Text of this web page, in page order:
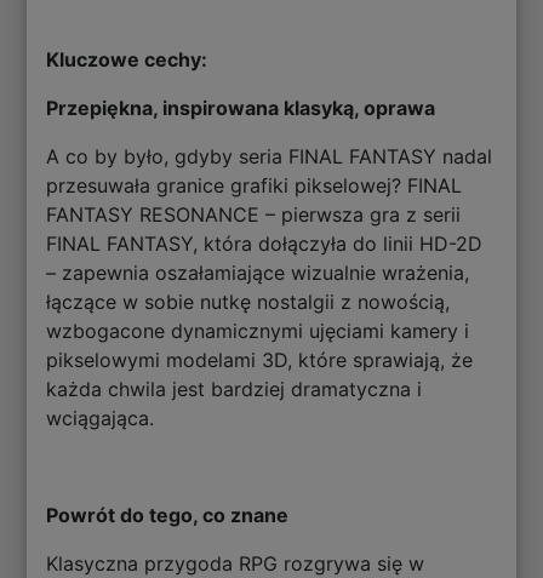
Kluczowe cechy:
Przepiękna, inspirowana klasyką, oprawa
A co by było, gdyby seria FINAL FANTASY nadal
przesuwała granice grafiki pikselowej? FINAL
FANTASY RESONANCE – pierwsza gra z serii
FINAL FANTASY, która dołączyła do linii HD-2D
– zapewnia oszałamiające wizualnie wrażenia,
łączące w sobie nutkę nostalgii z nowością,
wzbogacone dynamicznymi ujęciami kamery i
pikselowymi modelami 3D, które sprawiają, że
każda chwila jest bardziej dramatyczna i
wciągająca.
Powrót do tego, co znane
Klasyczna przygoda RPG rozgrywa się w